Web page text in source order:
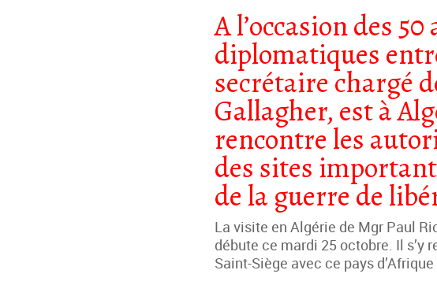
A l’occasion des
diplomatiques
secrétaire chargé
Gallagher, est à
rencontre les
des sites
de la guerre de
La visite en Algérie de Mgr Paul
débute ce mardi 25 octobre. Il s’y
Saint-Siège avec ce pays